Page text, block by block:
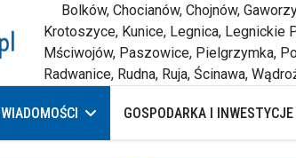
Bolków, Chocianów, Chojnów,
Krotoszyce, Kunice, Legnica, Legnickie
Mściwojów, Paszowice, Pielgrzymka,
Radwanice, Rudna, Ruja, Ścinawa,
WIADOMOŚCI GOSPODARKA I INWESTYCJE